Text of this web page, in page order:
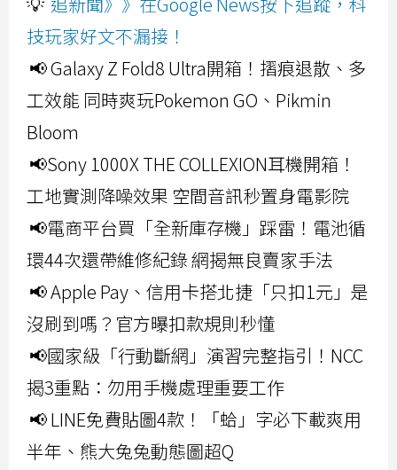
技玩家好文不漏接！
📢 Galaxy Z Fold8 Ultra開箱！摺痕退散、多
工效能 同時爽玩Pokemon GO、Pikmin
Bloom
📢Sony 1000X THE COLLEXION耳機開箱！
工地實測降噪效果 空間音訊秒置身電影院
📢電商平台買「全新庫存機」踩雷！電池循
環44次還帶維修紀錄 網揭無良賣家手法
📢 Apple Pay、信用卡搭北捷「只扣1元」是
沒刷到嗎？官方曝扣款規則秒懂
📢國家級「行動斷網」演習完整指引！NCC
揭3重點：勿用手機處理重要工作
📢 LINE免費貼圖4款！「蛤」字必下載爽用
半年、熊大兔兔動態圖超Q